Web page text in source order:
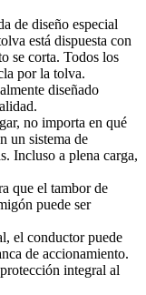
de diseño especial
está dispuesta con
se corta. Todos los
por la tolva.
diseñado
no importa en qué
un sistema de
Incluso a plena carga,
que el tambor de
puede ser
el conductor puede
de accionamiento.
integral al